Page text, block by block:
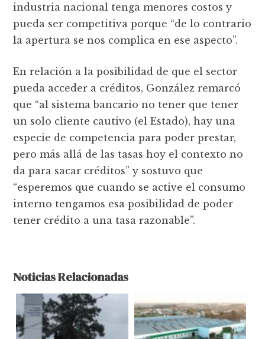
industria nacional tenga menores costos y
pueda ser competitiva porque “de lo contrario
la apertura se nos complica en ese aspecto”.
En relación a la posibilidad de que el sector
pueda acceder a créditos, González remarcó
que “al sistema bancario no tener que tener
un solo cliente cautivo (el Estado), hay una
especie de competencia para poder prestar,
pero más allá de las tasas hoy el contexto no
da para sacar créditos” y sostuvo que
“esperemos que cuando se active el consumo
interno tengamos esa posibilidad de poder
tener crédito a una tasa razonable”.
Noticias Relacionadas